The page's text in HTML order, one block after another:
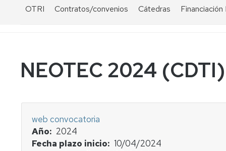
OTRI
Equipo
Carta
servicios
Colaboraciones
Contratos/convenios
Normativa
y
por
I+D+i
Cátedras Financiación
Convocatorias
financiados
NEOTEC 2024 (CDTI)
web convocatoria
Año
2024
Fecha plazo inicio
10/04/2024